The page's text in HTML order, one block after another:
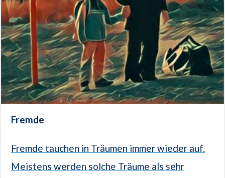
Fremde
Fremde tauchen in Träumen immer wieder auf.
Meistens werden solche Träume als sehr